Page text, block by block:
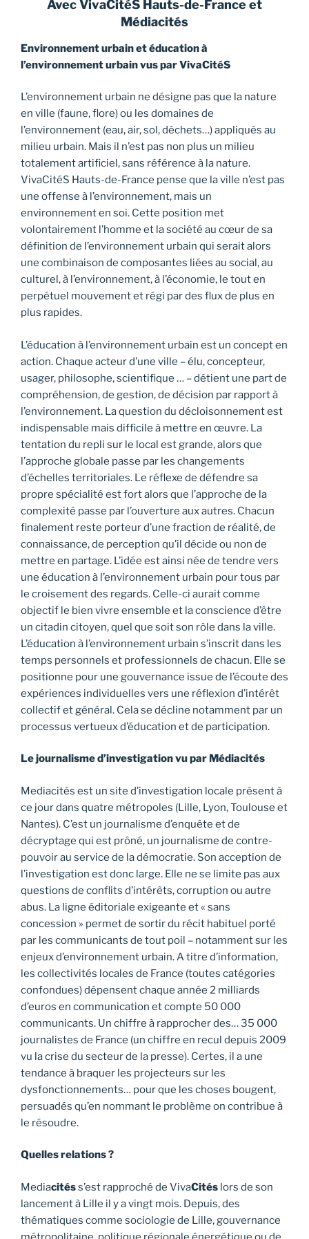
Avec VivaCitéS Hauts-de-France et
Médiacités
Environnement urbain et éducation à
l’environnement urbain vus par VivaCitéS
L’environnement urbain ne désigne pas que la nature
en ville (faune, flore) ou les domaines de
l’environnement (eau, air, sol, déchets…) appliqués au
milieu urbain. Mais il n’est pas non plus un milieu
totalement artificiel, sans référence à la nature.
VivaCitéS Hauts-de-France pense que la ville n’est pas
une offense à l’environnement, mais un
environnement en soi. Cette position met
volontairement l’homme et la société au cœur de sa
définition de l’environnement urbain qui serait alors
une combinaison de composantes liées au social, au
culturel, à l’environnement, à l’économie, le tout en
perpétuel mouvement et régi par des flux de plus en
plus rapides.
L’éducation à l’environnement urbain est un concept en
action. Chaque acteur d’une ville – élu, concepteur,
usager, philosophe, scientifique … – détient une part de
compréhension, de gestion, de décision par rapport à
l’environnement. La question du décloisonnement est
indispensable mais difficile à mettre en œuvre. La
tentation du repli sur le local est grande, alors que
l’approche globale passe par les changements
d’échelles territoriales. Le réflexe de défendre sa
propre spécialité est fort alors que l’approche de la
complexité passe par l’ouverture aux autres. Chacun
finalement reste porteur d’une fraction de réalité, de
connaissance, de perception qu’il décide ou non de
mettre en partage. L’idée est ainsi née de tendre vers
une éducation à l’environnement urbain pour tous par
le croisement des regards. Celle-ci aurait comme
objectif le bien vivre ensemble et la conscience d’être
un citadin citoyen, quel que soit son rôle dans la ville.
L’éducation à l’environnement urbain s’inscrit dans les
temps personnels et professionnels de chacun. Elle se
positionne pour une gouvernance issue de l’écoute des
expériences individuelles vers une réflexion d’intérêt
collectif et général. Cela se décline notamment par un
processus vertueux d’éducation et de participation.
Le journalisme d’investigation vu par Médiacités
Mediacités est un site d’investigation locale présent à
ce jour dans quatre métropoles (Lille, Lyon, Toulouse et
Nantes). C’est un journalisme d’enquête et de
décryptage qui est prôné, un journalisme de contre-
pouvoir au service de la démocratie. Son acception de
l’investigation est donc large. Elle ne se limite pas aux
questions de conflits d’intérêts, corruption ou autre
abus. La ligne éditoriale exigeante et « sans
concession » permet de sortir du récit habituel porté
par les communicants de tout poil – notamment sur les
enjeux d’environnement urbain. A titre d’information,
les collectivités locales de France (toutes catégories
confondues) dépensent chaque année 2 milliards
d’euros en communication et compte 50 000
communicants. Un chiffre à rapprocher des… 35 000
journalistes de France (un chiffre en recul depuis 2009
vu la crise du secteur de la presse). Certes, il a une
tendance à braquer les projecteurs sur les
dysfonctionnements… pour que les choses bougent,
persuadés qu’en nommant le problème on contribue à
le résoudre.
Quelles relations ?
Mediacitéss’est rapproché de VivaCités lors de son
lancement à Lille il y a vingt mois. Depuis, des
thématiques comme sociologie de Lille, gouvernance